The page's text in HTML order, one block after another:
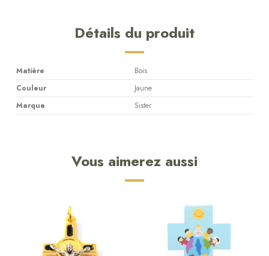
Détails du produit
Matière
Bois
Couleur
Jaune
Marque
Sister
Vous aimerez aussi